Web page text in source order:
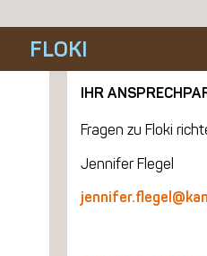
FLOKI
IHR
Fragen zu Floki
Jennifer Flegel